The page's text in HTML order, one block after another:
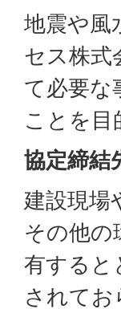
地震や風
セス株式
て必要な
ことを目
協定締結
建設現場
その他の
有すると
されて